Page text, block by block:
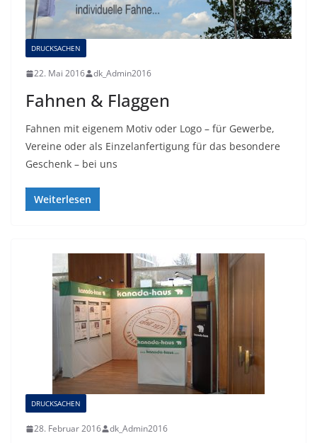
DRUCKSACHEN
22. Mai 2016 dk_Admin2016
Fahnen & Flaggen
Fahnen mit eigenem Motiv oder Logo – für Gewerbe,
Vereine oder als Einzelanfertigung für das besondere
Geschenk – bei uns
Weiterlesen
DRUCKSACHEN
28. Februar 2016 dk_Admin2016